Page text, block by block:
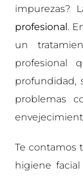
impurezas?
profesional.
un
profesional
profundidad,
problemas
Te contamos
higiene